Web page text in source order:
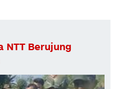
NTT Berujung